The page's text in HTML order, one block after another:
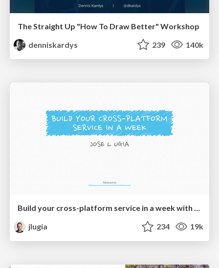
The Straight Up "How To Draw Better" Workshop
denniskardys
239 140k
Build your cross-platform service in a week with App Engine
jlugia
234 19k